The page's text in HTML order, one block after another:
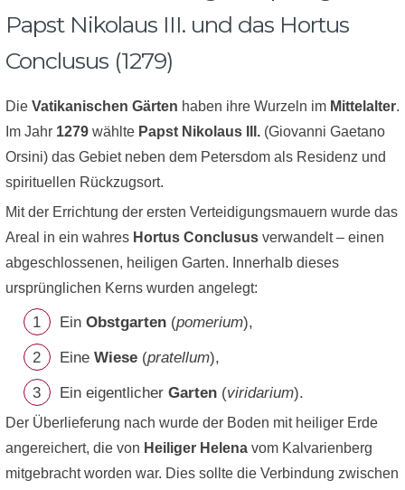
Papst Nikolaus III. und das Hortus
Conclusus (1279)
Die Vatikanischen Gärten haben ihre Wurzeln im Mittelalter.
Im Jahr 1279 wählte Papst Nikolaus III. (Giovanni Gaetano
Orsini) das Gebiet neben dem Petersdom als Residenz und
spirituellen Rückzugsort.
Mit der Errichtung der ersten Verteidigungsmauern wurde das
Areal in ein wahres Hortus Conclusus verwandelt – einen
abgeschlossenen, heiligen Garten. Innerhalb dieses
ursprünglichen Kerns wurden angelegt:
Ein Obstgarten(pomerium),
Eine Wiese(pratellum),
Ein eigentlicher Garten(viridarium).
Der Überlieferung nach wurde der Boden mit heiliger Erde
angereichert, die von Heiliger Helena vom Kalvarienberg
mitgebracht worden war. Dies sollte die Verbindung zwischen